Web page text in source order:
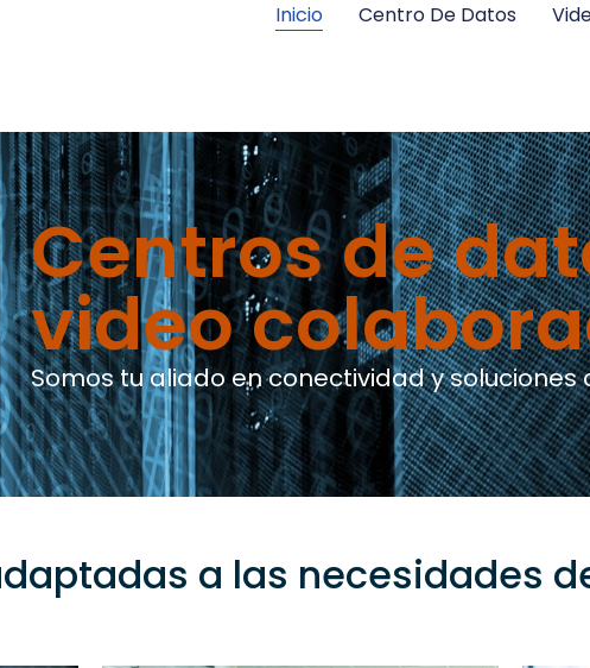
Inicio Centro De Datos
Centros de
video
Somos tu aliado en conectividad y
a las necesidades